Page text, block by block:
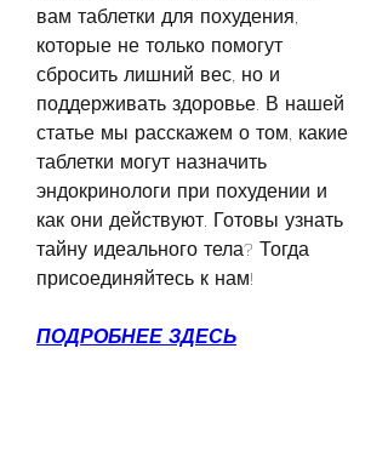
вам таблетки для похудения,
которые не только помогут
сбросить лишний вес, но и
поддерживать здоровье. В нашей
статье мы расскажем о том, какие
таблетки могут назначить
эндокринологи при похудении и
как они действуют. Готовы узнать
тайну идеального тела? Тогда
присоединяйтесь к нам!
ПОДРОБНЕЕ ЗДЕСЬ